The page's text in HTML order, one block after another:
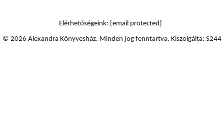
Elérhetőségeink: [email protected]
© 2026 Alexandra Könyvesház. Minden jog fenntartva. Kiszolgálta: S244